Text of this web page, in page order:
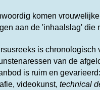
komen
aan de 'inhaalslag' die
is chronologisch
van de
is ruim en
videokunst,technical